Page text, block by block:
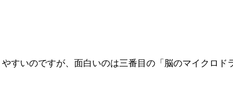
すいのですが、面白いのは三番目の「脳のマイクロド